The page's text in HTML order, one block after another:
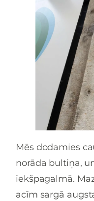
Mēs dodamies
norāda bultiņa,
iekšpagalmā.
acīm sargā